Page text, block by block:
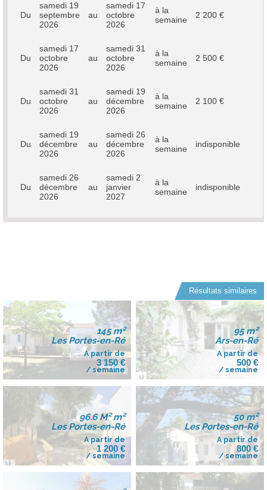
Du
samedi 19
septembre
2026
au
samedi 17
octobre
2026
à la
semaine
2 200 €
Du
samedi 17
octobre
2026
au
samedi 31
octobre
2026
à la
semaine
2 500 €
Du
samedi 31
octobre
2026
au
samedi 19
décembre
2026
à la
semaine
2 100 €
Du
samedi 19
décembre
2026
au
samedi 26
décembre
2026
à la
semaine
indisponible
Du
samedi 26
décembre
2026
au
samedi 2
janvier
2027
à la
semaine
indisponible
Résultats similaires
145 m²
Les Portes-en-Ré
A partir de
3 150 €
/ semaine
95 m²
Ars-en-Ré
A partir de
500 €
/ semaine
96.6 M² m²
Les Portes-en-Ré
A partir de
1 200 €
/ semaine
50 m²
Les Portes-en-Ré
A partir de
800 €
/ semaine